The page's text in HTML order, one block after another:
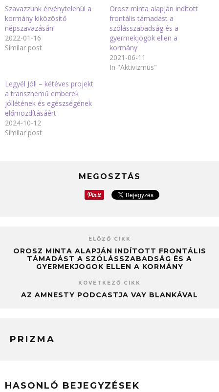
Szavazzunk érvénytelenül a
kormány kiközösítő
népszavazásán!
2022-01-16
Similar post
Orosz minta alapján indított
frontális támadást a
szólásszabadság és a
gyermekjogok ellen a
kormány
2021-06-11
In "Aktivizmus"
Legyél Jól! – kétéves projekt
a transznemű emberek
jóllétének és egészségének
előmozdításáért
2024-10-12
Similar post
MEGOSZTÁS
ELŐZŐ CIKK
OROSZ MINTA ALAPJÁN INDÍTOTT FRONTÁLIS
TÁMADÁST A SZÓLÁSSZABADSÁG ÉS A
GYERMEKJOGOK ELLEN A KORMÁNY
KÖVETKEZŐ CIKK
AZ AMNESTY PODCASTJA VAY BLANKÁVAL
PRIZMA
HASONLÓ BEJEGYZÉSEK